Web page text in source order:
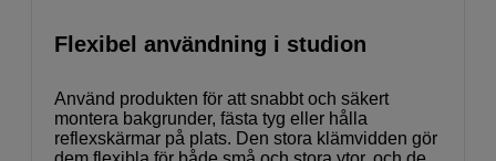
Flexibel användning i studion
Använd produkten för att snabbt och säkert
montera bakgrunder, fästa tyg eller hålla
reflexskärmar på plats. Den stora klämvidden gör